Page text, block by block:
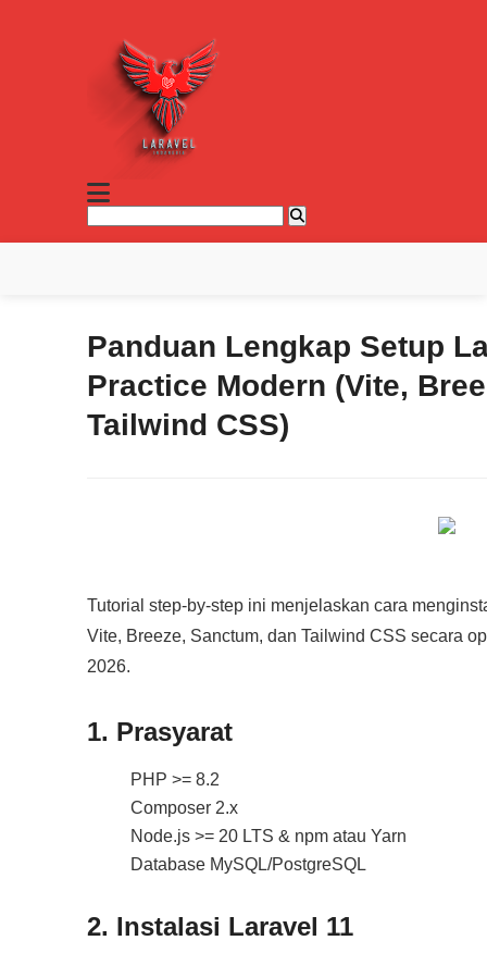
Panduan Lengkap Setup
Practice Modern (Vite,
Tailwind CSS)
Tutorial step‑by‑step ini menjelaskan cara
Vite, Breeze, Sanctum, dan Tailwind CSS secara
2026.
1. Prasyarat
PHP >= 8.2
Composer 2.x
Node.js >= 20 LTS & npm atau Yarn
Database MySQL/PostgreSQL
2. Instalasi Laravel 11